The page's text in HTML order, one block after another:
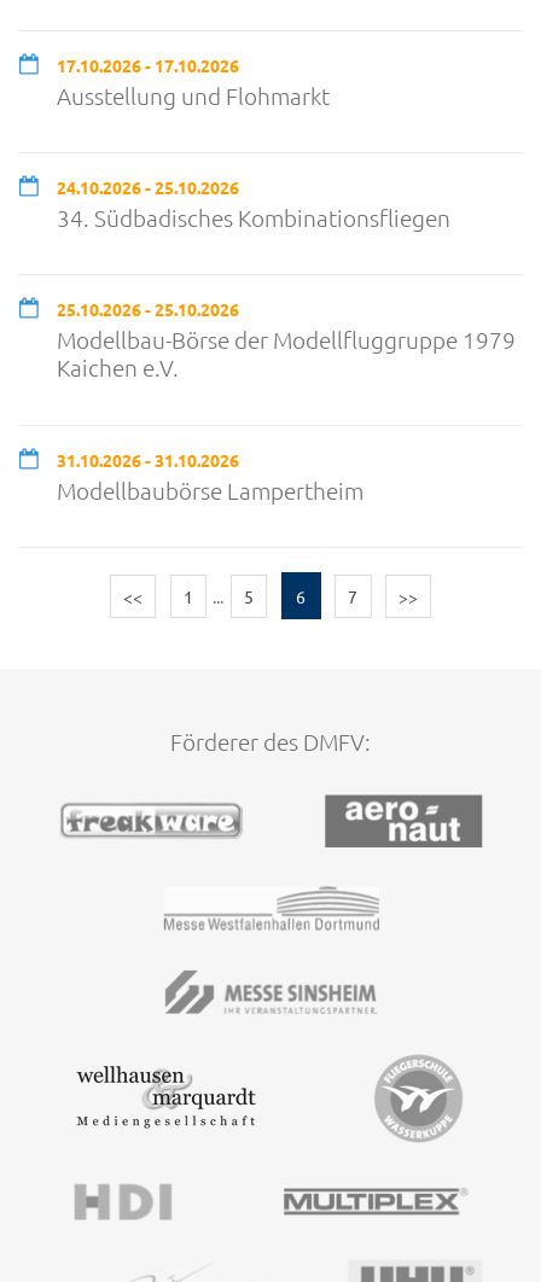
17.10.2026 - 17.10.2026
Ausstellung und Flohmarkt
24.10.2026 - 25.10.2026
34. Südbadisches Kombinationsfliegen
25.10.2026 - 25.10.2026
Modellbau-Börse der Modellfluggruppe 1979
Kaichen e.V.
31.10.2026 - 31.10.2026
Modellbaubörse Lampertheim
<< 1 ... 5 6 7 >>
Förderer des DMFV: